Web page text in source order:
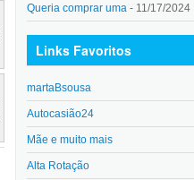
Queria comprar uma - 11/17/2024
Links Favoritos
martaBsousa
Autocasião24
Mãe e muito mais
Alta Rotação